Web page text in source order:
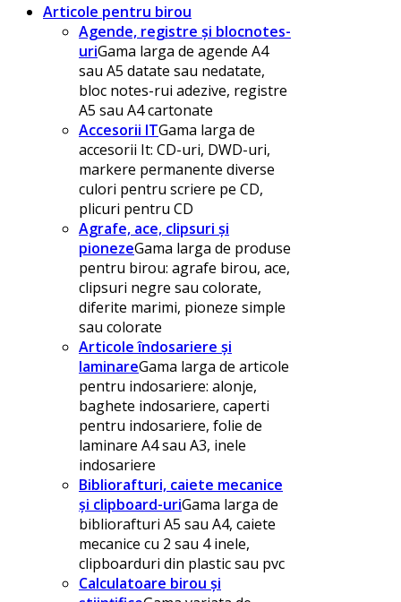
Articole pentru birou
Agende, registre și blocnotes-
uriGama larga de agende A4
sau A5 datate sau nedatate,
bloc notes-rui adezive, registre
A5 sau A4 cartonate
Accesorii ITGama larga de
accesorii It: CD-uri, DWD-uri,
markere permanente diverse
culori pentru scriere pe CD,
plicuri pentru CD
Agrafe, ace, clipsuri și
pionezeGama larga de produse
pentru birou: agrafe birou, ace,
clipsuri negre sau colorate,
diferite marimi, pioneze simple
sau colorate
Articole îndosariere și
laminareGama larga de articole
pentru indosariere: alonje,
baghete indosariere, caperti
pentru indosariere, folie de
laminare A4 sau A3, inele
indosariere
Bibliorafturi, caiete mecanice
și clipboard-uriGama larga de
bibliorafturi A5 sau A4, caiete
mecanice cu 2 sau 4 inele,
clipboarduri din plastic sau pvc
Calculatoare birou și